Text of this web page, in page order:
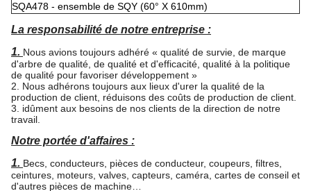
SQA478 - ensemble de SQY (60° X 610mm)
La responsabilité de notre entreprise :
1. Nous avions toujours adhéré « qualité de survie, de marque
d'arbre de qualité, de qualité et d'efficacité, qualité à la politique
de qualité pour favoriser développement »
2. Nous adhérons toujours aux lieux d'urer la qualité de la
production de client, réduisons des coûts de production de client.
3. idûment aux besoins de nos clients de la direction de notre
travail.
Notre portée d'affaires :
1. Becs, conducteurs, pièces de conducteur, coupeurs, filtres,
ceintures, moteurs, valves, capteurs, caméra, cartes de conseil et
d'autres pièces de machine…